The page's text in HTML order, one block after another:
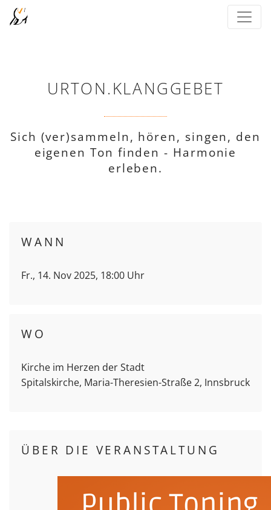
URTON.KLANGGEBET
Sich (ver)sammeln, hören, singen, den
eigenen Ton finden - Harmonie
erleben.
WANN
Fr., 14. Nov 2025, 18:00 Uhr
WO
Kirche im Herzen der Stadt
Spitalskirche, Maria-Theresien-Straße 2, Innsbruck
ÜBER DIE VERANSTALTUNG